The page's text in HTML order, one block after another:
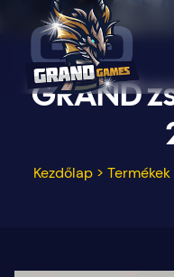
GRAND
Kezdőlap > Termékek